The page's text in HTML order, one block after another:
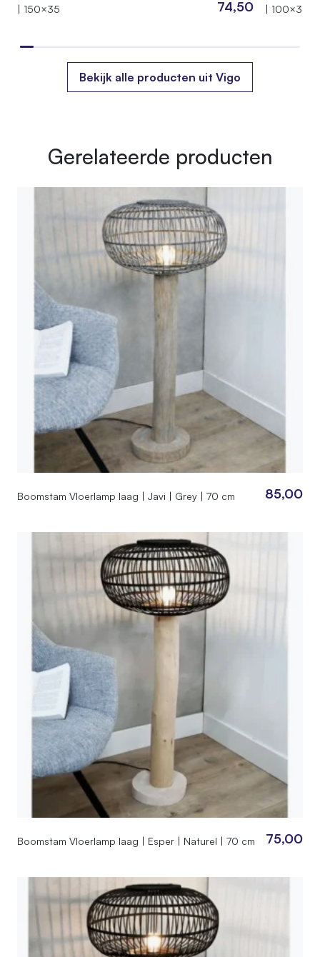
| 150×35
74,50
| 100×35
Bekijk alle producten uit Vigo
Gerelateerde producten
Boomstam Vloerlamp laag | Javi | Grey | 70 cm 85,00
Boomstam Vloerlamp laag | Esper | Naturel | 70 cm 75,00